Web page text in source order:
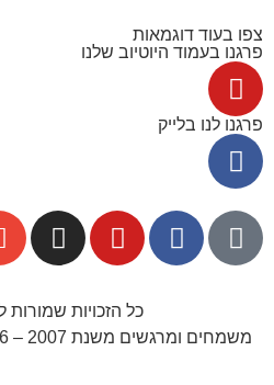
צפו בעוד דוגמאות
פרגנו בעמוד היוטיוב שלנו
פרגנו לנו בלייק
משמחים ומרגשים משנת 2007 – 2026